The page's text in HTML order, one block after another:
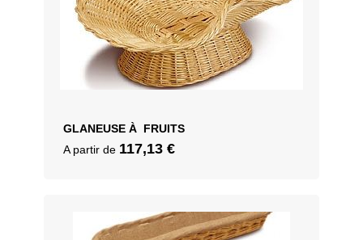
GLANEUSE À FRUITS
A partir de 117,13 €